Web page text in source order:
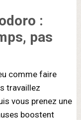
:
pas
comme faire
travaillez
vous prenez une
boostent